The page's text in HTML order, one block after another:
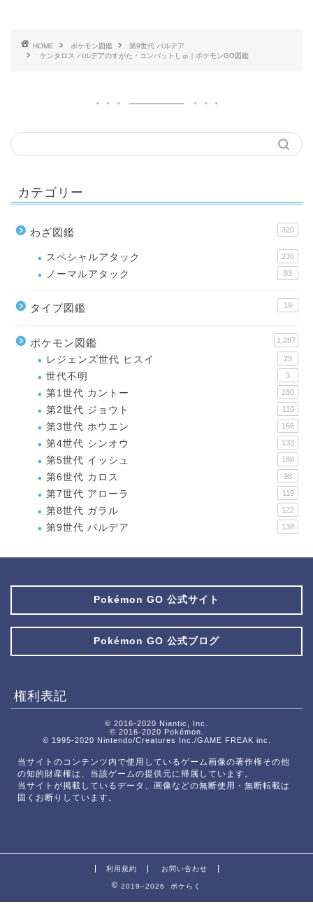
HOME ポケモン図鑑
第9世代 パルデア
ケンタロス パルデアのすがた・コンバットしゅ｜ポケモンGO図鑑
カテゴリー
わざ図鑑 320
スペシャルアタック 236
ノーマルアタック 83
タイプ図鑑 19
ポケモン図鑑 1,287
レジェンズ世代 ヒスイ 29
世代不明 3
第1世代 カントー 180
第2世代 ジョウト 110
第3世代 ホウエン 166
第4世代 シンオウ 133
第5世代 イッシュ 188
第6世代 カロス 98
第7世代 アローラ 119
第8世代 ガラル 122
第9世代 パルデア 138
Pokémon GO 公式サイト
Pokémon GO 公式ブログ
権利表記
© 2016-2020 Niantic, Inc.
© 2016-2020 Pokémon.
© 1995-2020 Nintendo/Creatures Inc./GAME FREAK inc.
当サイトのコンテンツ内で使用しているゲーム画像の著作権その他
の知的財産権は、当該ゲームの提供元に帰属しています。
当サイトが掲載しているデータ、画像などの無断使用・無断転載は
固くお断りしています。
利用規約 お問い合わせ
2019–2026 ポケらく